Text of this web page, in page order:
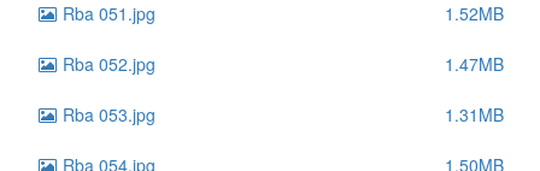
Rba 051.jpg 1.52MB
Rba 052.jpg 1.47MB
Rba 053.jpg 1.31MB
Rba 054.jpg 1.50MB